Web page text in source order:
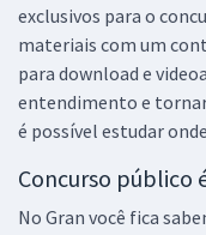
exclusivos para o
materiais com um
para download e
entendimento e
é possível estudar
Concurso público
No Gran você fica